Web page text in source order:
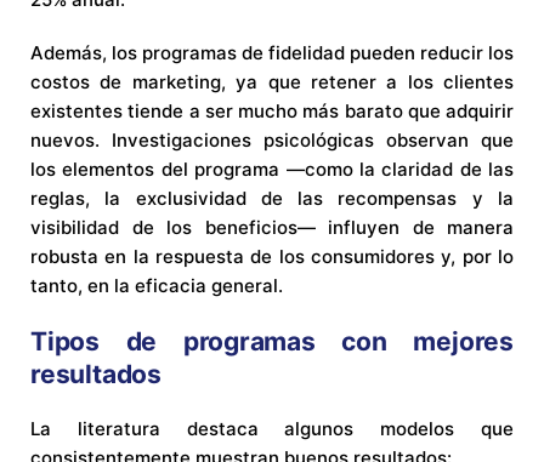
Además, los programas de fidelidad pueden reducir los
costos de marketing, ya que retener a los clientes
existentes tiende a ser mucho más barato que adquirir
nuevos. Investigaciones psicológicas observan que
los elementos del programa —como la claridad de las
reglas, la exclusividad de las recompensas y la
visibilidad de los beneficios— influyen de manera
robusta en la respuesta de los consumidores y, por lo
tanto, en la eficacia general.
Tipos de programas con mejores
resultados
La literatura destaca algunos modelos que